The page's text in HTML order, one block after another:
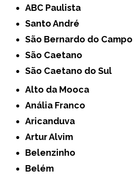
ABC Paulista
Santo André
São Bernardo do Campo
São Caetano
São Caetano do Sul
Alto da Mooca
Anália Franco
Aricanduva
Artur Alvim
Belenzinho
Belém